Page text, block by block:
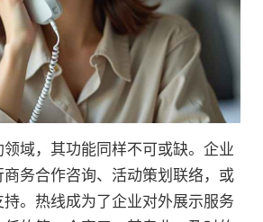
域，其功能同样不可或缺。企业
务合作咨询、活动策划联络，或
。热线成为了企业对外展示服务